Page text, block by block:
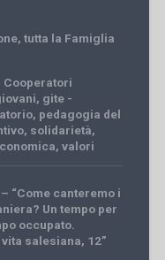
, tutta la Famiglia
Cooperatori
, gite -
, pedagogia del
, solidarietà,
, valori
“Come canteremo i
Un tempo per
occupato.
salesiana, 12”